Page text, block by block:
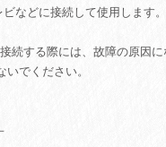
などに接続して使用します。
続する際には、故障の原因
でください。